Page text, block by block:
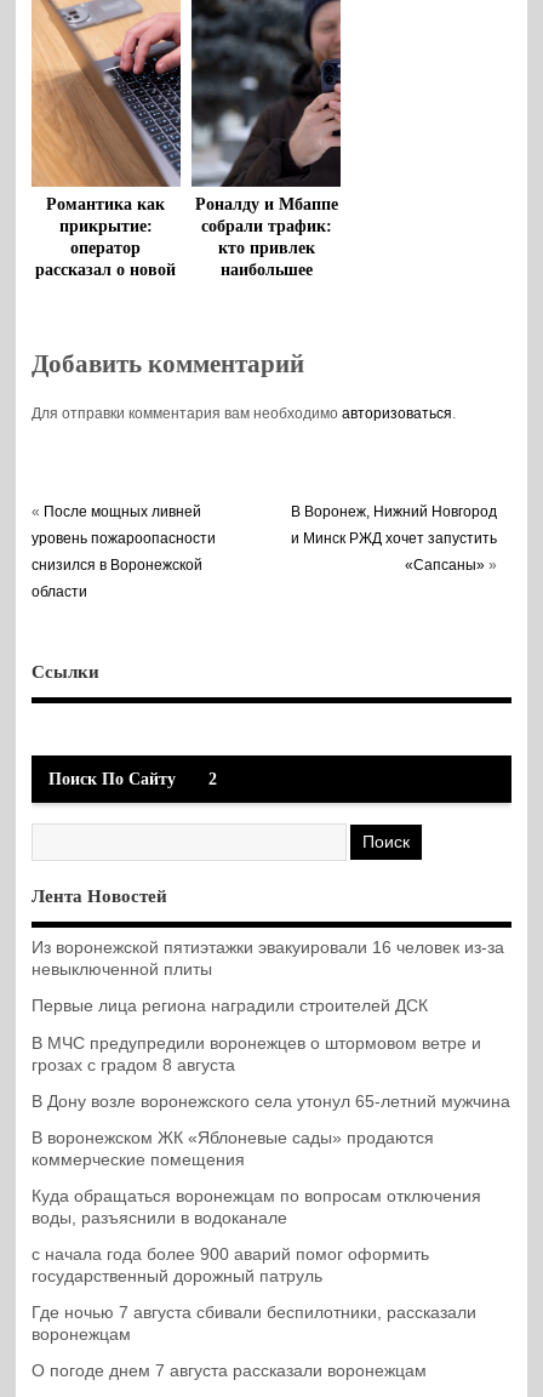
число холодных
обзвонов и спам-
звонков
МегаСемья
Романтика как
прикрытие:
оператор
рассказал о новой
Роналду и Мбаппе
собрали трафик:
кто привлек
наибольшее
Добавить комментарий
Для отправки комментария вам необходимоавторизоваться.
« После мощных ливней
уровень пожароопасности
снизился в Воронежской
области
В Воронеж, Нижний Новгород
и Минск РЖД хочет запустить
«Сапсаны» »
Ссылки
Поиск По Сайту 2
Лента Новостей
Из воронежской пятиэтажки эвакуировали 16 человек из-за
невыключенной плиты
Первые лица региона наградили строителей ДСК
В МЧС предупредили воронежцев о штормовом ветре и
грозах с градом 8 августа
В Дону возле воронежского села утонул 65-летний мужчина
В воронежском ЖК «Яблоневые сады» продаются
коммерческие помещения
Куда обращаться воронежцам по вопросам отключения
воды, разъяснили в водоканале
с начала года более 900 аварий помог оформить
государственный дорожный патруль
Где ночью 7 августа сбивали беспилотники, рассказали
воронежцам
О погоде днем 7 августа рассказали воронежцам